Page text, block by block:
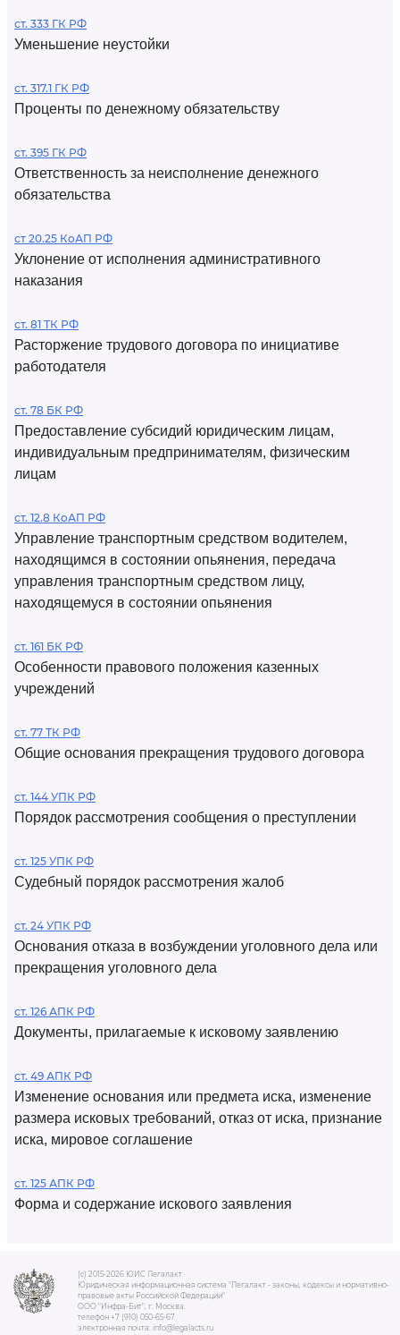
ст. 333 ГК РФ
Уменьшение неустойки
ст. 317.1 ГК РФ
Проценты по денежному обязательству
ст. 395 ГК РФ
Ответственность за неисполнение денежного
обязательства
ст 20.25 КоАП РФ
Уклонение от исполнения административного
наказания
ст. 81 ТК РФ
Расторжение трудового договора по инициативе
работодателя
ст. 78 БК РФ
Предоставление субсидий юридическим лицам,
индивидуальным предпринимателям, физическим
лицам
ст. 12.8 КоАП РФ
Управление транспортным средством водителем,
находящимся в состоянии опьянения, передача
управления транспортным средством лицу,
находящемуся в состоянии опьянения
ст. 161 БК РФ
Особенности правового положения казенных
учреждений
ст. 77 ТК РФ
Общие основания прекращения трудового договора
ст. 144 УПК РФ
Порядок рассмотрения сообщения о преступлении
ст. 125 УПК РФ
Судебный порядок рассмотрения жалоб
ст. 24 УПК РФ
Основания отказа в возбуждении уголовного дела или
прекращения уголовного дела
ст. 126 АПК РФ
Документы, прилагаемые к исковому заявлению
ст. 49 АПК РФ
Изменение основания или предмета иска, изменение
размера исковых требований, отказ от иска, признание
иска, мировое соглашение
ст. 125 АПК РФ
Форма и содержание искового заявления
(c) 2015-2026 ЮИС Легалакт
Юридическая информационная система "Легалакт - законы, кодексы и нормативно-
правовые акты Российской Федерации"
ООО "Инфра-Бит", г. Москва.
телефон +7 (910) 050-65-67
электронная почта: info@legalacts.ru